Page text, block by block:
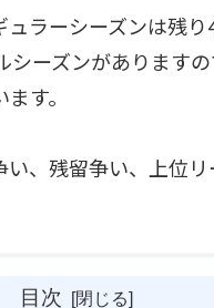
ラーシーズンは残
ーズンがあります
す。
、残留争い、上位
目次